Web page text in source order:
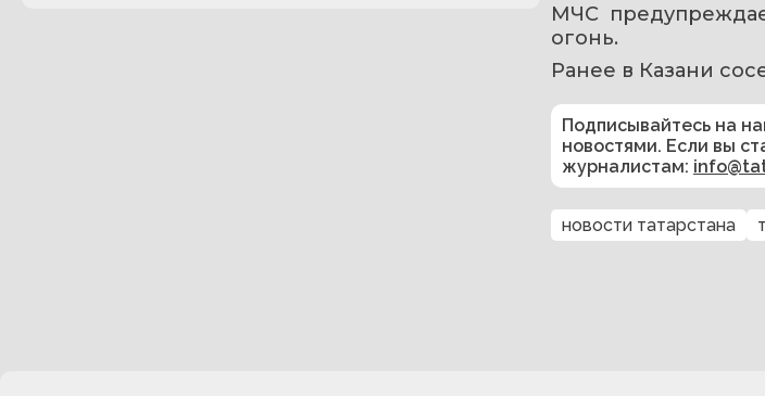
МЧС
огонь.
Ранее в Казани
Подписывайтесь на
новостями. Если вы
журналистам:
новости татарстана